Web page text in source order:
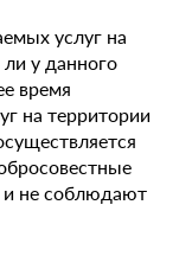
услуг на
у данного
время
на территории
и не соблюдают